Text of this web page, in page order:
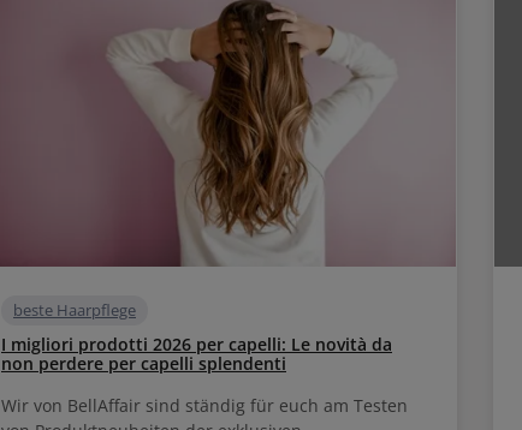
beste Haarpflege
I migliori prodotti 2026 per capelli: Le novità da
non perdere per capelli splendenti
Wir von BellAffair sind ständig für euch am Testen